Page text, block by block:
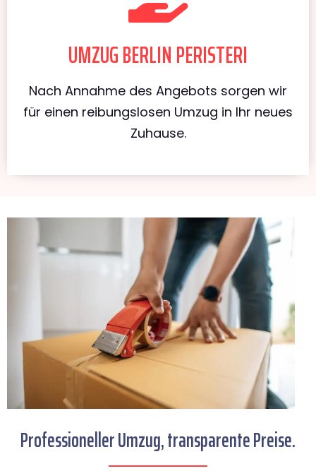
UMZUG BERLIN PERISTERI
Nach Annahme des Angebots sorgen wir
für einen reibungslosen Umzug in Ihr neues
Zuhause.
Professioneller Umzug, transparente Preise.